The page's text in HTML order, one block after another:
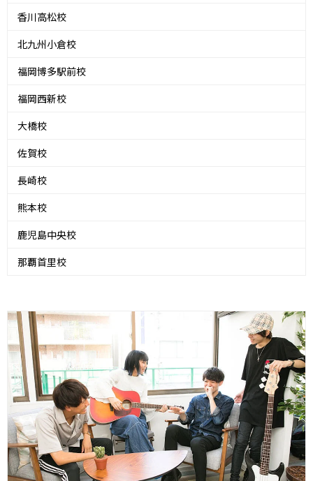
香川高松校
北九州小倉校
福岡博多駅前校
福岡西新校
大橋校
佐賀校
長崎校
熊本校
鹿児島中央校
那覇首里校